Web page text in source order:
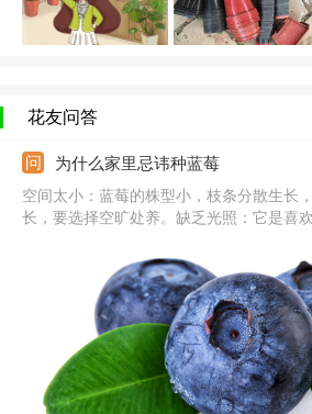
花友问答
为什么家里忌讳种蓝莓
空间太小：蓝莓的株型小，枝条分散生长
长，要选择空旷处养。缺乏光照：它是喜
环境要流通，家里通风性不好，太闷的话
保证室内的空气流通。